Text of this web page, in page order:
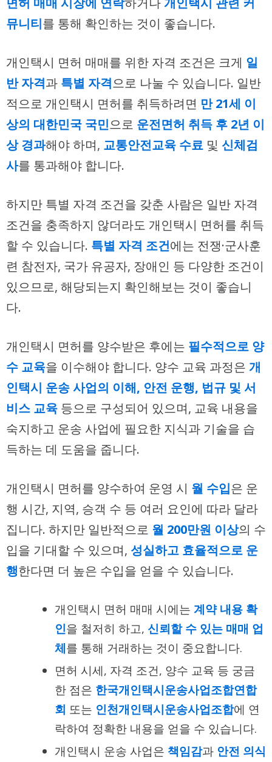
뮤니티를 통해 확인하는 것이 좋습니다.
개인택시 면허 매매를 위한 자격 조건은 크게 일
반 자격과 특별 자격으로 나눌 수 있습니다. 일반
적으로 개인택시 면허를 취득하려면 만 21세 이
상의 대한민국 국민으로 운전면허 취득 후 2년 이
상 경과해야 하며, 교통안전교육 수료 및 신체검
사를 통과해야 합니다.
하지만 특별 자격 조건을 갖춘 사람은 일반 자격
조건을 충족하지 않더라도 개인택시 면허를 취득
할 수 있습니다. 특별 자격 조건에는 전쟁·군사훈
련 참전자, 국가 유공자, 장애인 등 다양한 조건이
있으므로, 해당되는지 확인해보는 것이 좋습니
다.
개인택시 면허를 양수받은 후에는 필수적으로 양
수 교육을 이수해야 합니다. 양수 교육 과정은 개
인택시 운송 사업의 이해, 안전 운행, 법규 및 서
비스 교육 등으로 구성되어 있으며, 교육 내용을
숙지하고 운송 사업에 필요한 지식과 기술을 습
득하는 데 도움을 줍니다.
개인택시 면허를 양수하여 운영 시 월 수입은 운
행 시간, 지역, 승객 수 등 여러 요인에 따라 달라
집니다. 하지만 일반적으로 월 200만원 이상의 수
입을 기대할 수 있으며, 성실하고 효율적으로 운
행한다면 더 높은 수입을 얻을 수 있습니다.
개인택시 면허 매매 시에는 계약 내용 확
인을 철저히 하고, 신뢰할 수 있는 매매 업
체를 통해 거래하는 것이 중요합니다.
면허 시세, 자격 조건, 양수 교육 등 궁금
한 점은 한국개인택시운송사업조합연합
회 또는 인천개인택시운송사업조합에 연
락하여 정확한 내용을 얻을 수 있습니다.
개인택시 운송 사업은 책임감과 안전 의식